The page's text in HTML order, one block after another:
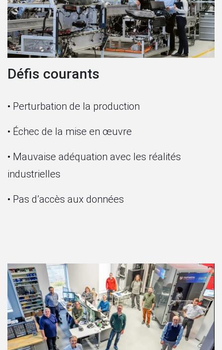
Défis courants
• Perturbation de la production
• Échec de la mise en œuvre
• Mauvaise adéquation avec les réalités
industrielles
• Pas d’accès aux données